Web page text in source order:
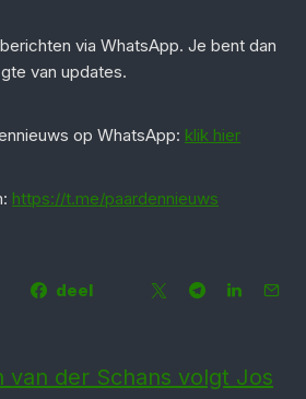
via WhatsApp. Je bent dan
van updates.
op WhatsApp: klik hier
https://t.me/paardennieuws
deel
van der Schans volgt Jos